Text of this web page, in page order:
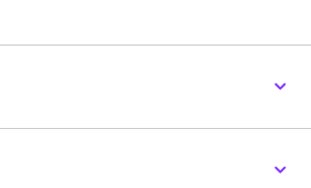
の中に忍び込ませておくのも。
ず、カジュアルにもきれいめにも幅広いコ